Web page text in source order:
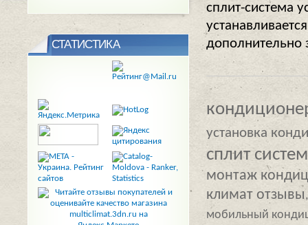
сплит-система
дополнительно
установка
сплит
монтаж
климат отзывы,
мобильный
СТАТИСТИКА